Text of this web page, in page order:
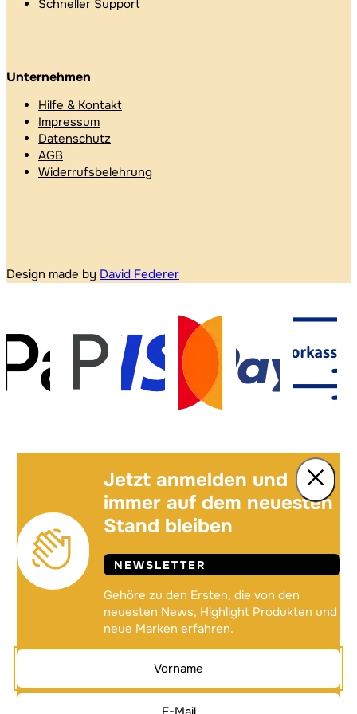
Schneller Support
Unternehmen
Hilfe & Kontakt
Impressum
Datenschutz
AGB
Widerrufsbelehrung
Design made by David Federer
Jetzt anmelden und
immer auf dem neuesten
Stand bleiben
NEWSLETTER
Gehöre zu den Ersten, die von den
neuesten News, Highlight Produkten und
neue Marken erfahren.